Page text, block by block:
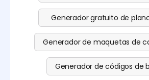
Generador gratuito de
Generador de maquetas de
Generador de códigos de